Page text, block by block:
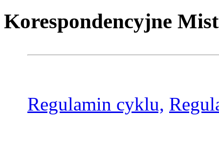
Korespondencyjne
Regulamin cyklu,